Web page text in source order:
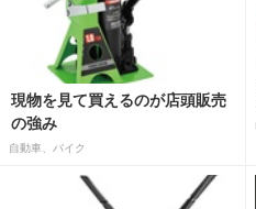
現物を見て買えるのが店頭販売
の強み
自動車、バイク